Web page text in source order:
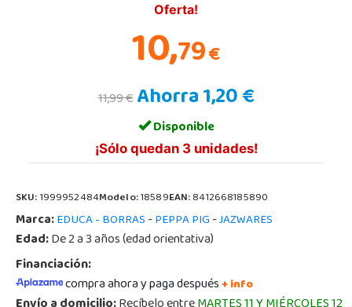
Oferta!
10,79€
11,99 €Ahorra 1,20 €
Disponible
¡Sólo quedan 3 unidades!
SKU:1999952484Modelo:18589EAN:8412668185890
Marca:EDUCA - BORRAS-PEPPA PIG-JAZWARES
Edad:De 2 a 3 años (edad orientativa)
Financiación:
compra ahora y paga después+ info